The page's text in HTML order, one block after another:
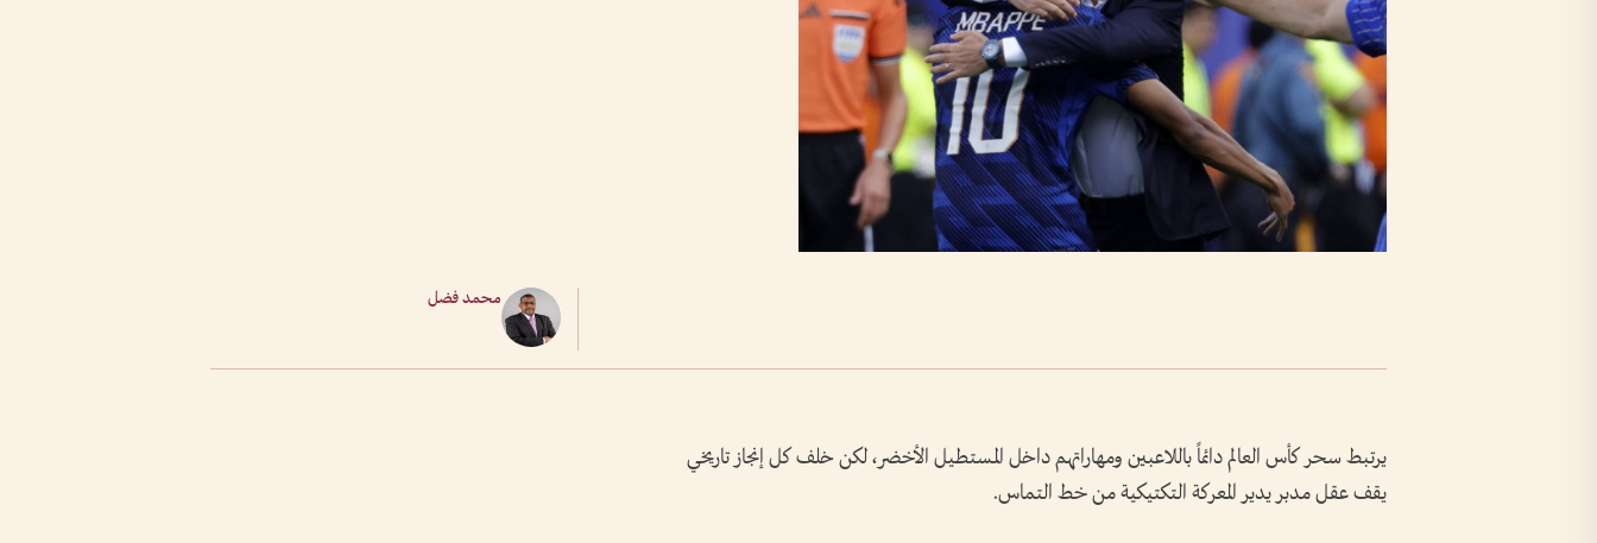
محمد فضل
يرتبط سحر كأس العالم دائماً باللاعبين ومهاراتهم داخل المستطيل الأخضر، لكن خلف كل إنجاز تاريخي
يقف عقل مدبر يدير المعركة التكتيكية من خط التماس.